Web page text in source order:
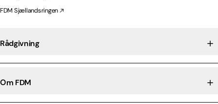
FDM Sjællandsringen
Rådgivning
Om FDM